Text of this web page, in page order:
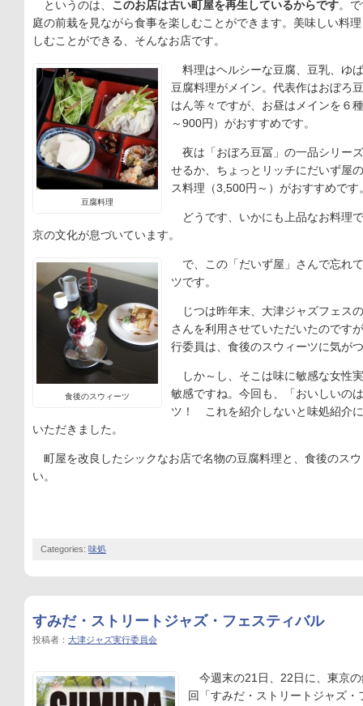
というのは、 このお店は古い町屋を再生しているからです。
庭の前栽を見ながら食事を楽しむことができます。美味しい料
しむことができる、そんなお店です。
豆腐料理
料理はヘルシーな豆腐、豆乳、ゆ
豆腐料理がメイン。代表作はおぼろ
はん等々ですが、お昼はメインを６
～900円）がおすすめです。
夜は「おぼろ豆冨」の一品シリー
せるか、ちょっとリッチにだいず屋
ス料理（3,500円～）がおすすめです
どうです、いかにも上品なお料理
京の文化が息づいています。
食後のスウィーツ
で、この「だいず屋」さんで忘れ
ツです。
じつは昨年末、大津ジャズフェス
さんを利用させていただいたのです
行委員は、食後のスウィーツに気が
しか～し、そこは味に敏感な女性
敏感ですね。今回も、「おいしいの
ツ！ これを紹介しないと味処紹介
いただきました。
町屋を改良したシックなお店で名物の豆腐料理と、食後のス
い。
Categories: 味処
すみだ・ストリートジャズ・フェスティバル
投稿者： 大津ジャズ実行委員会
今週末の21日、22日に、東京
回「すみだ・ストリートジャズ